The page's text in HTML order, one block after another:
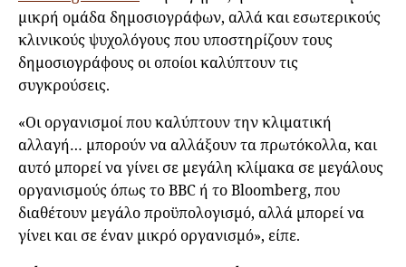
μικρή ομάδα δημοσιογράφων, αλλά και εσωτερικούς
κλινικούς ψυχολόγους που υποστηρίζουν τους
δημοσιογράφους οι οποίοι καλύπτουν τις
συγκρούσεις.
«Οι οργανισμοί που καλύπτουν την κλιματική
αλλαγή… μπορούν να αλλάξουν τα πρωτόκολλα, και
αυτό μπορεί να γίνει σε μεγάλη κλίμακα σε μεγάλους
οργανισμούς όπως το BBC ή το Bloomberg, που
διαθέτουν μεγάλο προϋπολογισμό, αλλά μπορεί να
γίνει και σε έναν μικρό οργανισμό», είπε.